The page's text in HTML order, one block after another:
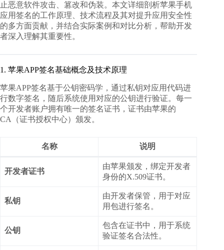
止恶意软件攻击、篡改和伪装。本文详细剖析苹果手机
应用签名的工作原理、技术流程及其对提升应用安全性
的多方面贡献，并结合实际案例和对比分析，帮助开发
者深入理解其重要性。
1. 苹果APP签名基础概念及技术原理
苹果APP签名基于公钥密码学，通过私钥对应用代码进
行数字签名，随后系统使用对应的公钥进行验证。每一
个开发者账户拥有唯一的签名证书，证书由苹果的
CA（证书授权中心）颁发。
名称 说明
开发者证书
由苹果颁发，绑定开发者
身份的X.509证书。
私钥
由开发者保管，用于对应
用包进行签名。
公钥
包含在证书中，用于系统
验证签名合法性。